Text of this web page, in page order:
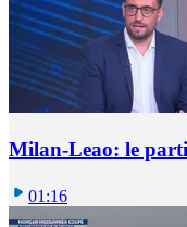
Milan-Leao: le
01:16